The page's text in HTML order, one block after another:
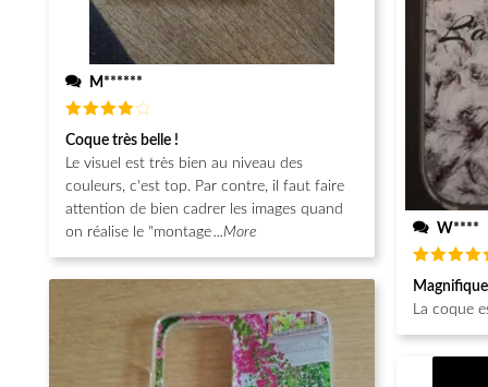
M******
Note
sur 5
Coque très belle !
Le visuel est très bien au niveau des
couleurs, c'est top. Par contre, il faut faire
attention de bien cadrer les images quand
on réalise le "montage ...More W****
Note5
sur 5
Magnifique
La coque